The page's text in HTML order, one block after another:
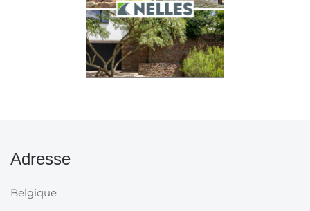
Adresse
Belgique